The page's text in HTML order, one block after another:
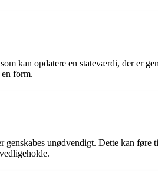
kan opdatere en stateværdi, der er
form.
unødvendigt. Dette kan føre